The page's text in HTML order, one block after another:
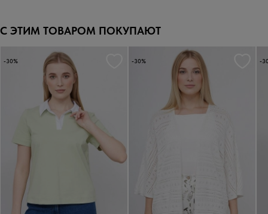
С ЭТИМ ТОВАРОМ ПОКУПАЮТ
-30% -30% -